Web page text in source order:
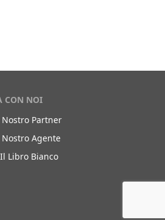
CON NOI
Partner
Agente
Libro Bianco